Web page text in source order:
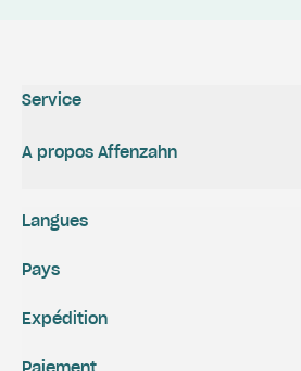
Service
A propos Affenzahn
Expédition
Langues
Pays